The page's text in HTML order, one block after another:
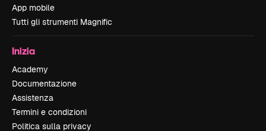
App mobile
Tutti gli strumenti Magnific
Inizia
Academy
Documentazione
Assistenza
Termini e condizioni
Politica sulla privacy